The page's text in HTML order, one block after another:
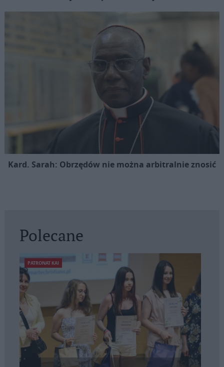
Kard. Sarah: Obrzędów nie można arbitralnie znosić
Polecane
PATRONAT KAI